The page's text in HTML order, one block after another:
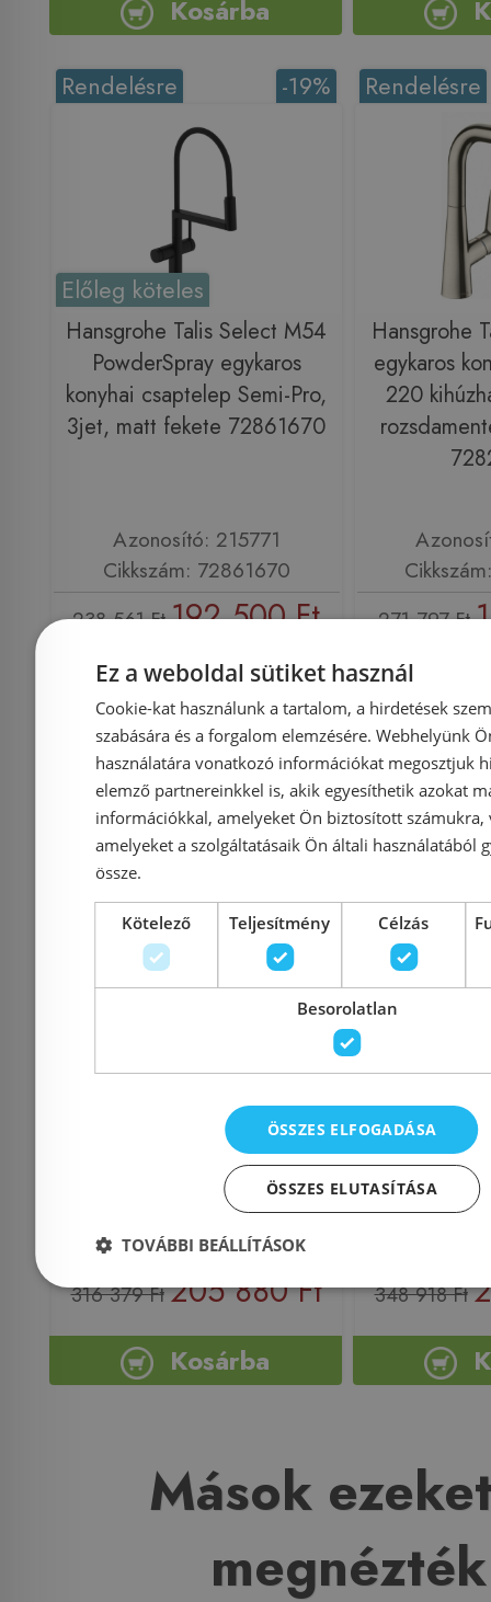
Kosárba
-19%
Rendelésre
Előleg köteles
Hansgrohe Talis Select M54
PowderSpray egykaros
konyhai csaptelep Semi-Pro,
3jet, matt fekete 72861670
Azonosító: 215771
Cikkszám: 72861670
238 561 Ft192 500 Ft
Kosárba
Rendelésre
Hansgrohe
egykaros
220
271 797 Ft
-35%
Rendelésre
Előleg köteles
konyhai csaptelep 170,
kihúzható fejjel, 3jet
króm 73837000
Azonosító: 189456
Cikkszám: 73837000
316 379 Ft205 880 Ft
Kosárba
Rendelésre
Előleg
konyhai
kifolyóval,
acél
348 918 Ft
Mások
megnézték
Ez a weboldal sütiket használ
Cookie-kat használunk a tartalom, a hirdetések
szabására és a forgalom elemzésére. Webhelyünk
használatára vonatkozó információkat megosztjuk
elemző partnereinkkel is, akik egyesíthetik azokat
információkkal, amelyeket Ön biztosított számukra,
amelyeket a szolgáltatásaik Ön általi használatából
össze.
Kötelező Teljesítmény Célzás
Besorolatlan
ÖSSZES ELFOGADÁSA
ÖSSZES ELUTASÍTÁSA
TOVÁBBI BEÁLLÍTÁSOK